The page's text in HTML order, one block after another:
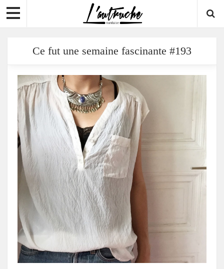
Ce fut une semaine fascinante #193